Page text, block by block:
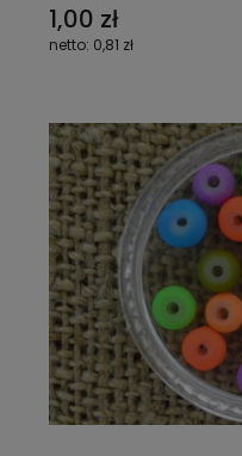
1,00 zł
0,81 zł